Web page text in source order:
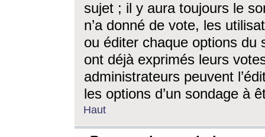
sujet ; il y aura toujours le
n’a donné de vote, les
ou éditer chaque options du
ont déjà exprimés leurs
administrateurs peuvent
les options d’un sondage à
Haut